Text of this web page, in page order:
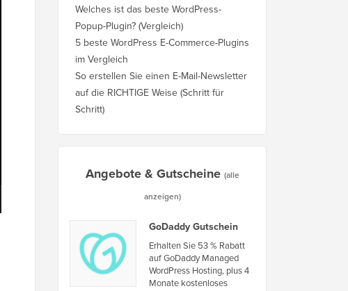
Welches ist das beste WordPress-
Popup-Plugin? (Vergleich)
5 beste WordPress E-Commerce-Plugins
im Vergleich
So erstellen Sie einen E-Mail-Newsletter
auf die RICHTIGE Weise (Schritt für
Schritt)
Angebote & Gutscheine (alle
anzeigen)
GoDaddy Gutschein
Erhalten Sie 53 % Rabatt
auf GoDaddy Managed
WordPress Hosting, plus 4
Monate kostenloses